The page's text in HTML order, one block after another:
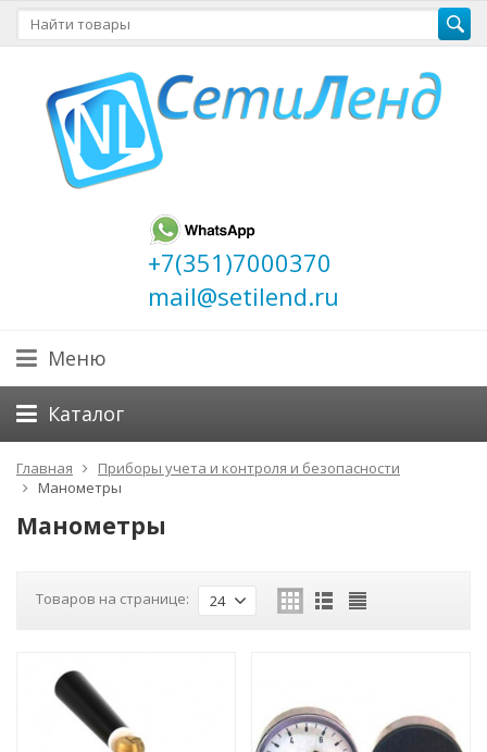
+7(351)7000370
mail@setilend.ru
Меню
Каталог
Главная
Приборы учета и контроля и безопасности
Манометры
Манометры
Товаров на странице: 24